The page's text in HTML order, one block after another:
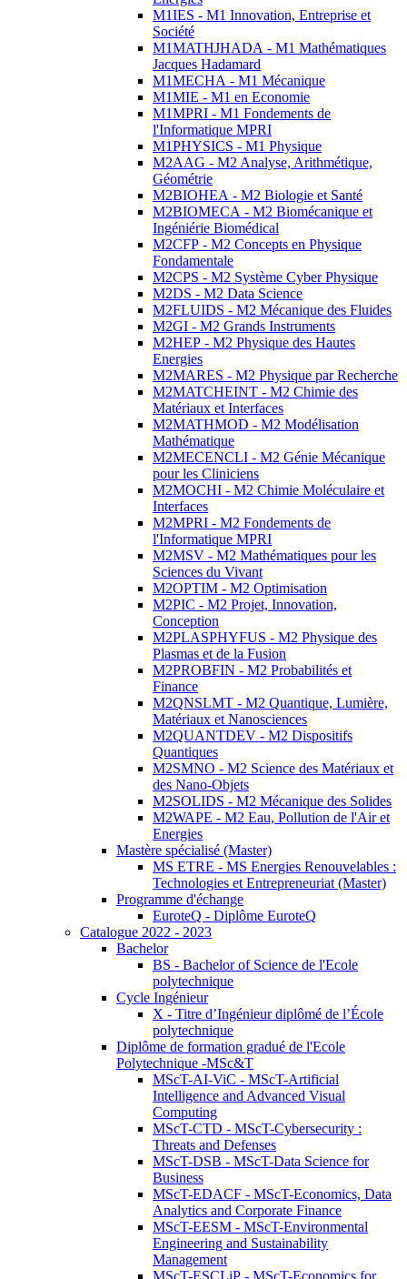
M1IES - M1 Innovation, Entreprise et
Société
M1MATHJHADA - M1 Mathématiques
Jacques Hadamard
M1MECHA - M1 Mécanique
M1MIE - M1 en Economie
M1MPRI - M1 Fondements de
l'Informatique MPRI
M1PHYSICS - M1 Physique
M2AAG - M2 Analyse, Arithmétique,
Géométrie
M2BIOHEA - M2 Biologie et Santé
M2BIOMECA - M2 Biomécanique et
Ingéniérie Biomédical
M2CFP - M2 Concepts en Physique
Fondamentale
M2CPS - M2 Système Cyber Physique
M2DS - M2 Data Science
M2FLUIDS - M2 Mécanique des Fluides
M2GI - M2 Grands Instruments
M2HEP - M2 Physique des Hautes
Energies
M2MARES - M2 Physique par Recherche
M2MATCHEINT - M2 Chimie des
Matériaux et Interfaces
M2MATHMOD - M2 Modélisation
Mathématique
M2MECENCLI - M2 Génie Mécanique
pour les Cliniciens
M2MOCHI - M2 Chimie Moléculaire et
Interfaces
M2MPRI - M2 Fondements de
l'Informatique MPRI
M2MSV - M2 Mathématiques pour les
Sciences du Vivant
M2OPTIM - M2 Optimisation
M2PIC - M2 Projet, Innovation,
Conception
M2PLASPHYFUS - M2 Physique des
Plasmas et de la Fusion
M2PROBFIN - M2 Probabilités et
Finance
M2QNSLMT - M2 Quantique, Lumière,
Matériaux et Nanosciences
M2QUANTDEV - M2 Dispositifs
Quantiques
M2SMNO - M2 Science des Matériaux et
des Nano-Objets
M2SOLIDS - M2 Mécanique des Solides
M2WAPE - M2 Eau, Pollution de l'Air et
Energies
Mastère spécialisé (Master)
MS ETRE - MS Energies Renouvelables :
Technologies et Entrepreneuriat (Master)
Programme d'échange
EuroteQ - Diplôme EuroteQ
Catalogue 2022 - 2023
Bachelor
BS - Bachelor of Science de l'Ecole
polytechnique
Cycle Ingénieur
X - Titre d’Ingénieur diplômé de l’École
polytechnique
Diplôme de formation gradué de l'Ecole
Polytechnique -MSc&T
MScT-AI-ViC - MScT-Artificial
Intelligence and Advanced Visual
Computing
MScT-CTD - MScT-Cybersecurity :
Threats and Defenses
MScT-DSB - MScT-Data Science for
Business
MScT-EDACF - MScT-Economics, Data
Analytics and Corporate Finance
MScT-EESM - MScT-Environmental
Engineering and Sustainability
Management
MScT-ESCLiP - MScT-Economics for